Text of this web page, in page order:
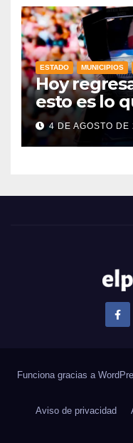
ESTADO MUNICIPIOS
Hoy
esto es lo
esta
4 DE AGOSTO DE
Funciona gracias a
Aviso de privacidad